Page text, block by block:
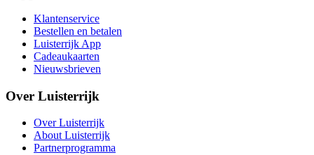
Klantenservice
Bestellen en betalen
Luisterrijk App
Cadeaukaarten
Nieuwsbrieven
Over Luisterrijk
Over Luisterrijk
About Luisterrijk
Partnerprogramma